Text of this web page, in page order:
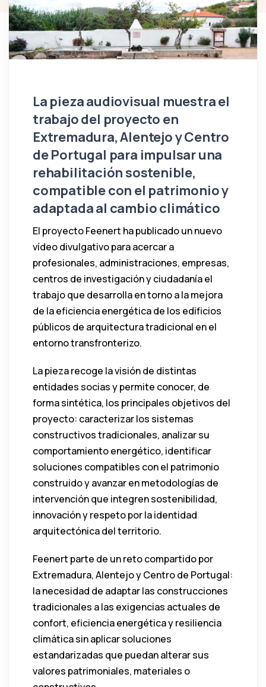
La pieza audiovisual muestra el
trabajo del proyecto en
Extremadura, Alentejo y Centro
de Portugal para impulsar una
rehabilitación sostenible,
compatible con el patrimonio y
adaptada al cambio climático
El proyecto Feenert ha publicado un nuevo
vídeo divulgativo para acercar a
profesionales, administraciones, empresas,
centros de investigación y ciudadanía el
trabajo que desarrolla en torno a la mejora
de la eficiencia energética de los edificios
públicos de arquitectura tradicional en el
entorno transfronterizo.
La pieza recoge la visión de distintas
entidades socias y permite conocer, de
forma sintética, los principales objetivos del
proyecto: caracterizar los sistemas
constructivos tradicionales, analizar su
comportamiento energético, identificar
soluciones compatibles con el patrimonio
construido y avanzar en metodologías de
intervención que integren sostenibilidad,
innovación y respeto por la identidad
arquitectónica del territorio.
Feenert parte de un reto compartido por
Extremadura, Alentejo y Centro de Portugal:
la necesidad de adaptar las construcciones
tradicionales a las exigencias actuales de
confort, eficiencia energética y resiliencia
climática sin aplicar soluciones
estandarizadas que puedan alterar sus
valores patrimoniales, materiales o